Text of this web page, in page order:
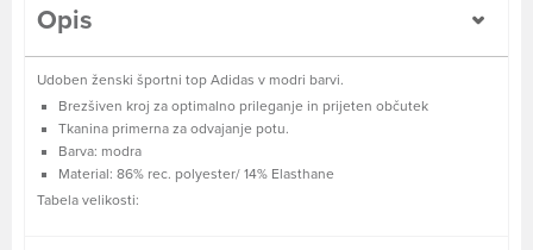
Opis
Udoben ženski športni top Adidas v modri barvi.
Brezšiven kroj za optimalno prileganje in prijeten občutek
Tkanina primerna za odvajanje potu.
Barva: modra
Material: 86% rec. polyester/ 14% Elasthane
Tabela velikosti: